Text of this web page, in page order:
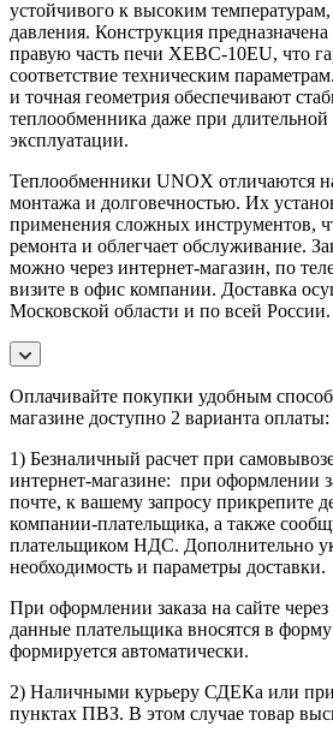
устойчивого к высоким
давления. Конструкция
правую часть печи XEBC-10EU, что
соответствие техническим
и точная геометрия обеспечивают
теплообменника даже при
эксплуатации.
Теплообменники UNOX отличаются
монтажа и долговечностью. Их
применения сложных инструментов,
ремонта и облегчает обслуживание.
можно через интернет-магазин, по
визите в офис компании. Доставка
Московской области и по всей России.
Оплачивайте покупки удобным
магазине доступно 2 варианта оплаты:
1) Безналичный расчет при
интернет-магазине: при оформлении
почте, к вашему запросу прикрепите
компании-плательщика, а также
плательщиком НДС. Дополнительно
необходимость и параметры доставки.
При оформлении заказа на сайте
данные плательщика вносятся в форму
формируется автоматически.
2) Наличными курьеру СДЕКа или при
пунктах ПВЗ. В этом случае товар